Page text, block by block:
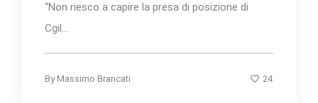
“Non riesco a capire la presa di posizione di
Cgil...
By Massimo Brancati 24